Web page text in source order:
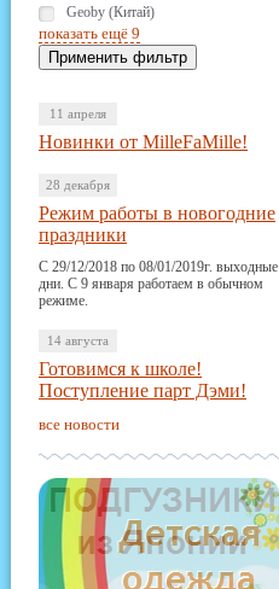
Geoby (Китай)
показать ещё 9
11 апреля
Новинки от MilleFaMille!
28 декабря
Режим работы в новогодние
праздники
С 29/12/2018 по 08/01/2019г. выходные
дни. С 9 января работаем в обычном
режиме.
14 августа
Готовимся к школе!
Поступление парт Дэми!
все новости